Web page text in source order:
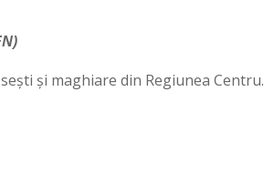
și maghiare din Regiunea Centru.